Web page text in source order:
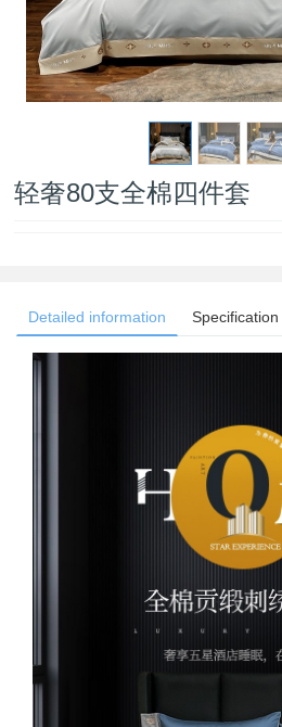
轻奢80支全棉四件套
Detailed information Specification